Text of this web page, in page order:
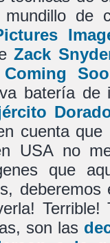
de
Zack
Coming
batería de
cuenta
USA no
que
deberemos
Terrible!
son las